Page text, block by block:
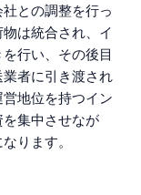
との調整を行っ
は統合され、イ
行い、その後目
者に引き渡され
地位を持つイン
集中させなが
ります。